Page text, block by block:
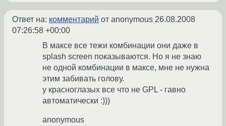
Ответ на: комментарий от anonymous 26.08.2008
07:26:58 +00:00
В максе все тежи комбинации они даже в
splash screen показываются. Но я не знаю
не одной комбинации в максе, мне не нужна
этим забивать голову.
у красноглазых все что не GPL - гавно
автоматически :)))
anonymous